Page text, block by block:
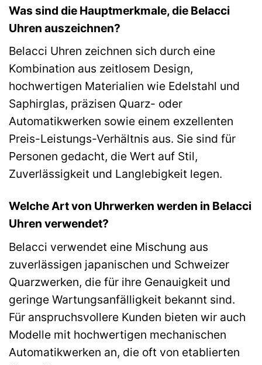
Was sind die Hauptmerkmale, die Belacci
Uhren auszeichnen?
Belacci Uhren zeichnen sich durch eine
Kombination aus zeitlosem Design,
hochwertigen Materialien wie Edelstahl und
Saphirglas, präzisen Quarz- oder
Automatikwerken sowie einem exzellenten
Preis-Leistungs-Verhältnis aus. Sie sind für
Personen gedacht, die Wert auf Stil,
Zuverlässigkeit und Langlebigkeit legen.
Welche Art von Uhrwerken werden in Belacci
Uhren verwendet?
Belacci verwendet eine Mischung aus
zuverlässigen japanischen und Schweizer
Quarzwerken, die für ihre Genauigkeit und
geringe Wartungsanfälligkeit bekannt sind.
Für anspruchsvollere Kunden bieten wir auch
Modelle mit hochwertigen mechanischen
Automatikwerken an, die oft von etablierten